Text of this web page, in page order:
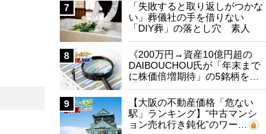
7
「失敗すると取り返しがつかな
い」葬儀社の手を借りない
「DIY葬」の落とし穴 素人
に…
8
《200万円→資産10億円超の
DAIBOUCHOU氏が「年末まで
に株価倍増期待」の5銘柄を…
9
【大阪の不動産価格「危ない
駅」ランキング】“中古マンシ
ョン売れ行き鈍化”のワー…